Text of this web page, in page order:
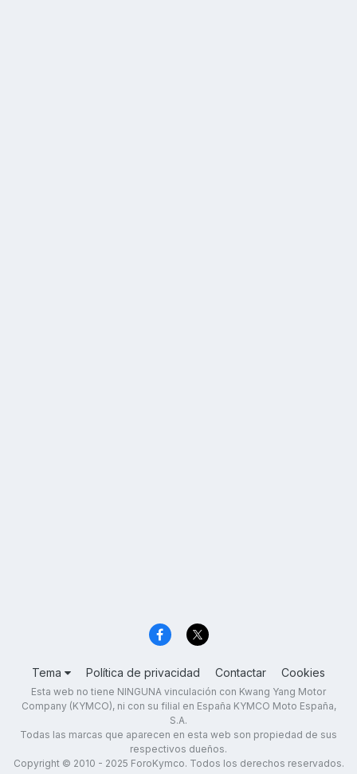
Tema Política de privacidad Contactar Cookies
Esta web no tiene NINGUNA vinculación con Kwang Yang Motor
Company (KYMCO), ni con su filial en España KYMCO Moto España,
S.A.
Todas las marcas que aparecen en esta web son propiedad de sus
respectivos dueños.
Copyright © 2010 - 2025 ForoKymco. Todos los derechos reservados.